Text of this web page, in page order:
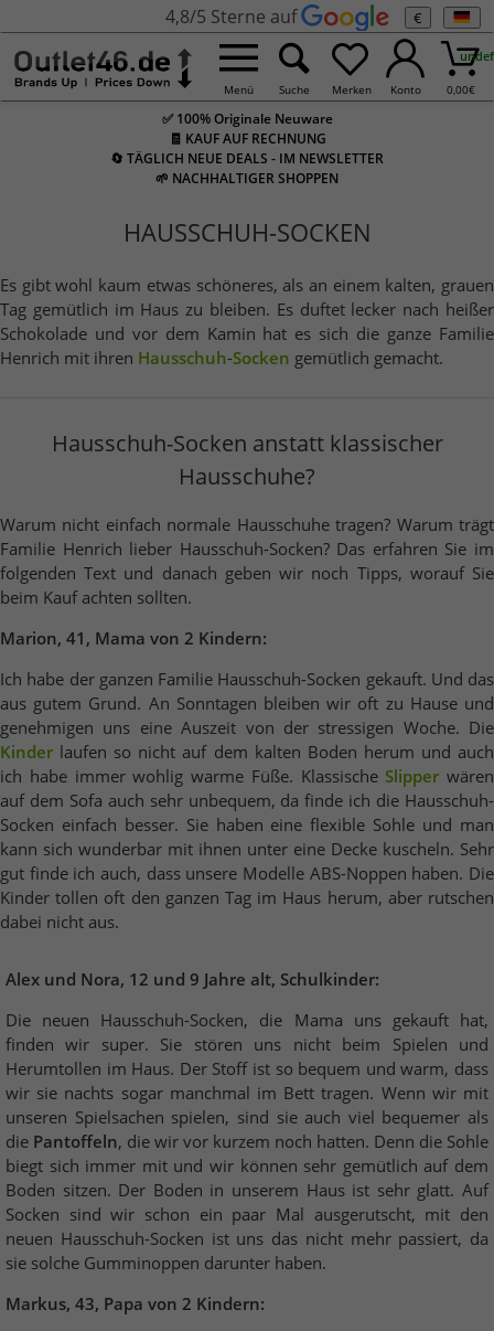
4,8/5 Sterne auf €
Menü Suche Merken Konto 0,00€
✅ 100% Originale Neuware
🧾 KAUF AUF RECHNUNG
🔄 TÄGLICH NEUE DEALS - IM NEWSLETTER
🌱 NACHHALTIGER SHOPPEN
HAUSSCHUH-SOCKEN
Es gibt wohl kaum etwas schöneres, als an einem kalten, grauen
Tag gemütlich im Haus zu bleiben. Es duftet lecker nach heißer
Schokolade und vor dem Kamin hat es sich die ganze Familie
Henrich mit ihren Hausschuh-Socken gemütlich gemacht.
Hausschuh-Socken anstatt klassischer
Hausschuhe?
Warum nicht einfach normale Hausschuhe tragen? Warum trägt
Familie Henrich lieber Hausschuh-Socken? Das erfahren Sie im
folgenden Text und danach geben wir noch Tipps, worauf Sie
beim Kauf achten sollten.
Marion, 41, Mama von 2 Kindern:
Ich habe der ganzen Familie Hausschuh-Socken gekauft. Und das
aus gutem Grund. An Sonntagen bleiben wir oft zu Hause und
genehmigen uns eine Auszeit von der stressigen Woche. Die
Kinder laufen so nicht auf dem kalten Boden herum und auch
ich habe immer wohlig warme Füße. KlassischeSlipper wären
auf dem Sofa auch sehr unbequem, da finde ich die Hausschuh-
Socken einfach besser. Sie haben eine flexible Sohle und man
kann sich wunderbar mit ihnen unter eine Decke kuscheln. Sehr
gut finde ich auch, dass unsere Modelle ABS-Noppen haben. Die
Kinder tollen oft den ganzen Tag im Haus herum, aber rutschen
dabei nicht aus.
Alex und Nora, 12 und 9 Jahre alt, Schulkinder:
Die neuen Hausschuh-Socken, die Mama uns gekauft hat,
finden wir super. Sie stören uns nicht beim Spielen und
Herumtollen im Haus. Der Stoff ist so bequem und warm, dass
wir sie nachts sogar manchmal im Bett tragen. Wenn wir mit
unseren Spielsachen spielen, sind sie auch viel bequemer als
die Pantoffeln, die wir vor kurzem noch hatten. Denn die Sohle
biegt sich immer mit und wir können sehr gemütlich auf dem
Boden sitzen. Der Boden in unserem Haus ist sehr glatt. Auf
Socken sind wir schon ein paar Mal ausgerutscht, mit den
neuen Hausschuh-Socken ist uns das nicht mehr passiert, da
sie solche Gumminoppen darunter haben.
Markus, 43, Papa von 2 Kindern: